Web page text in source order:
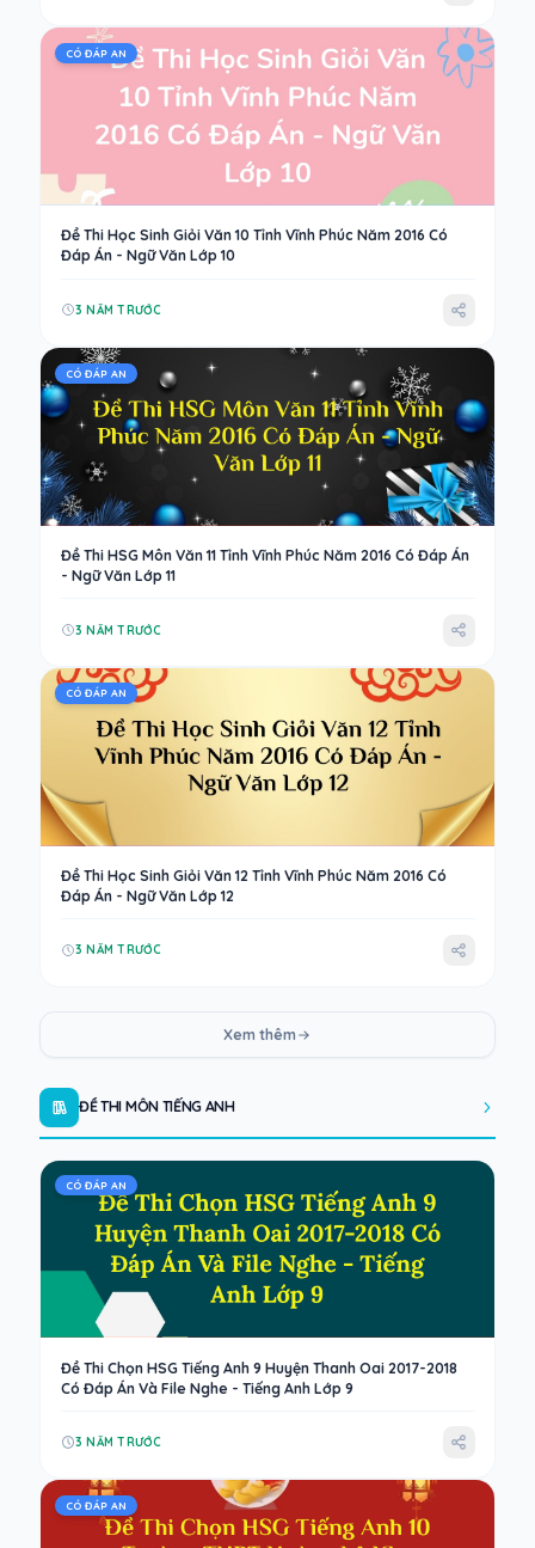
CÓ ĐÁP AN
Đề Thi Học Sinh Giỏi Văn 10 Tỉnh Vĩnh Phúc Năm 2016 Có
Đáp Án - Ngữ Văn Lớp 10
3 NĂM TRƯỚC
CÓ ĐÁP AN
Đề Thi HSG Môn Văn 11 Tỉnh Vĩnh Phúc Năm 2016 Có Đáp Án
- Ngữ Văn Lớp 11
3 NĂM TRƯỚC
CÓ ĐÁP AN
Đề Thi Học Sinh Giỏi Văn 12 Tỉnh Vĩnh Phúc Năm 2016 Có
Đáp Án - Ngữ Văn Lớp 12
3 NĂM TRƯỚC
Xem thêm
ĐỀ THI MÔN TIẾNG ANH
CÓ ĐÁP AN
Đề Thi Chọn HSG Tiếng Anh 9 Huyện Thanh Oai 2017-2018
Có Đáp Án Và File Nghe - Tiếng Anh Lớp 9
3 NĂM TRƯỚC
CÓ ĐÁP AN